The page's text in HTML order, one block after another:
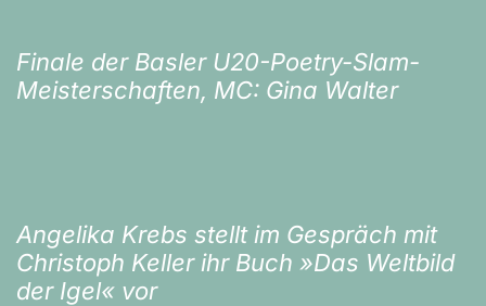
Finale der Basler U20-Poetry-Slam-
Meisterschaften, MC: Gina Walter
Angelika Krebs stellt im Gespräch mit
Christoph Keller ihr Buch »Das Weltbild
der Igel« vor